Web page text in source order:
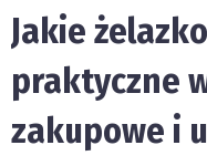
Jakie
praktyczne
zakupowe i